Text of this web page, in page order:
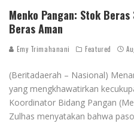
Menko Pangan: Stok
Beras Aman
Emy Trimahanani Featured
(Beritadaerah – Nasional)
yang mengkhawatirkan
Koordinator Bidang Pangan
Zulhas menyatakan bahwa